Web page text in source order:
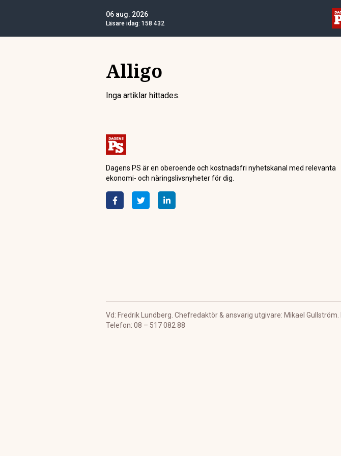
06 aug. 2026
Läsare idag: 158 432
Alligo
Inga artiklar hittades.
Dagens PS är en oberoende och kostnadsfri nyhetskanal med relevanta
ekonomi- och näringslivsnyheter för dig.
Vd: Fredrik Lundberg. Chefredaktör & ansvarig utgivare: Mikael
Telefon: 08 – 517 082 88